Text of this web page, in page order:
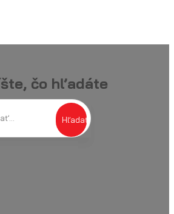
čo hľadáte